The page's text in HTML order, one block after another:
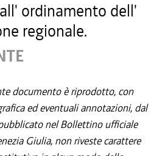
ordinamento dell'
regionale.
documento è riprodotto, con
ed eventuali annotazioni, dal
nel Bollettino ufficiale
Giulia, non riveste carattere